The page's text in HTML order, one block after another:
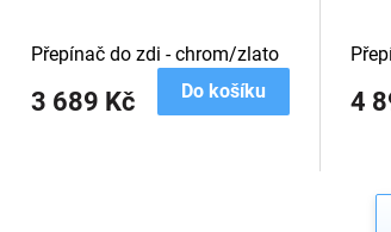
3 689 Kč Do košíku
Přepínač do zdi - chrom/zlato
4